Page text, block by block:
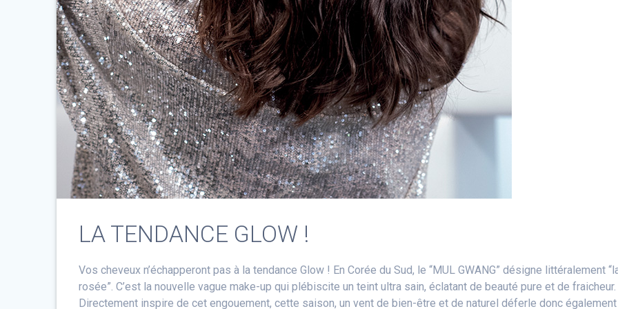
LA TENDANCE GLOW !
Vos cheveux n’échapperont pas à la tendance Glow ! En Corée du Sud, le “MUL GWANG” désigne littéralement
rosée”. C’est la nouvelle vague make-up qui plébiscite un teint ultra sain, éclatant de beauté pure et de fraicheur.
Directement inspire de cet engouement, cette saison, un vent de bien-être et de naturel déferle donc